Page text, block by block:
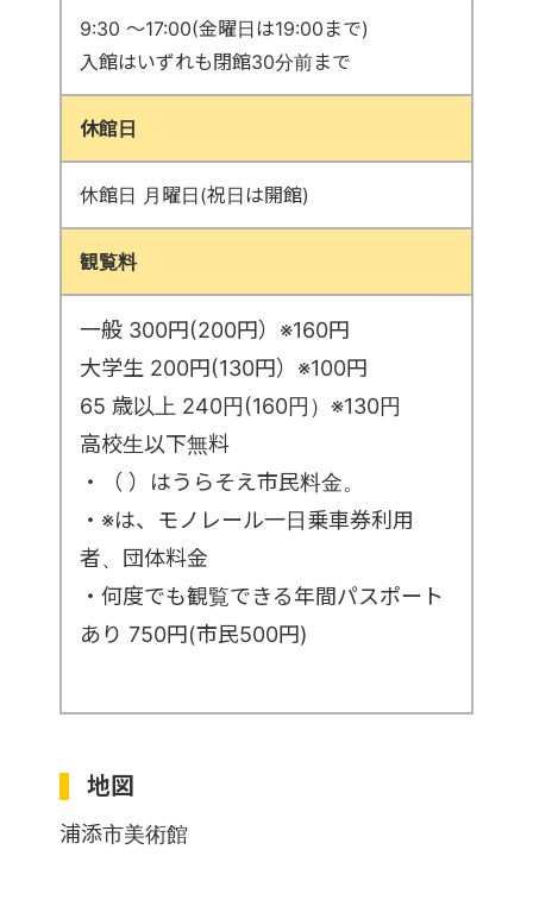
9:30 ～17:00(金曜日は19:00まで)
入館はいずれも閉館30分前まで
休館日
休館日 月曜日(祝日は開館)
観覧料
一般 300円(200円）※160円
大学生 200円(130円）※100円
65 歳以上 240円(160円）※130円
高校生以下無料
・（ ）はうらそえ市民料金。
・※は、モノレール一日乗車券利用
者、団体料金
・何度でも観覧できる年間パスポート
あり 750円(市民500円)
地図
浦添市美術館